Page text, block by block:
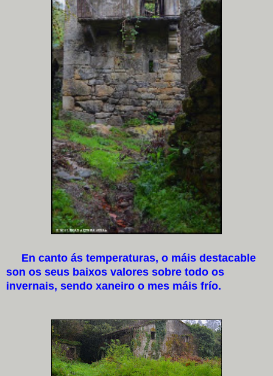
En canto ás temperaturas, o máis destacable
son os seus baixos valores sobre todo os
invernais, sendo xaneiro o mes máis frío.